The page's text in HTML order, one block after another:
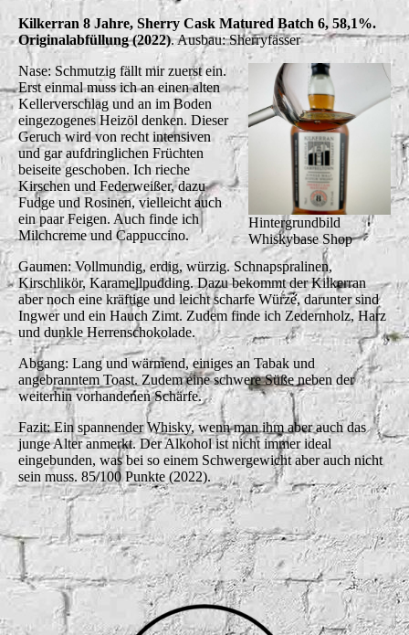
Kilkerran 8 Jahre, Sherry Cask Matured Batch 6, 58,1%.
Originalabfüllung (2022). Ausbau: Sherryfässer
Hintergrundbild
Whiskybase Shop
Nase: Schmutzig fällt mir zuerst ein.
Erst einmal muss ich an einen alten
Kellerverschlag und an im Boden
eingezogenes Heizöl denken. Dieser
Geruch wird von recht intensiven
und gar aufdringlichen Früchten
beiseite geschoben. Ich rieche
Kirschen und Federweißer, dazu
Fudge und Rosinen, vielleicht auch
ein paar Feigen. Auch finde ich
Milchcreme und Cappuccino.
Gaumen: Vollmundig, erdig, würzig. Schnapspralinen,
Kirschlikör, Karamellpudding. Dazu bekommt der Kilkerran
aber noch eine kräftige und leicht scharfe Würze, darunter sind
Ingwer und ein Hauch Zimt. Zudem finde ich Zedernholz, Harz
und dunkle Herrenschokolade.
Abgang: Lang und wärmend, einiges an Tabak und
angebranntem Toast. Zudem eine schwere Süße neben der
weiterhin vorhandenen Schärfe.
Fazit: Ein spannender Whisky, wenn man ihm aber auch das
junge Alter anmerkt. Der Alkohol ist nicht immer ideal
eingebunden, was bei so einem Schwergewicht aber auch nicht
sein muss. 85/100 Punkte (2022).